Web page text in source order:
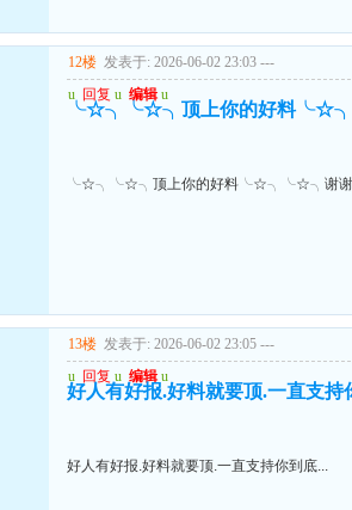
12楼 发表于: 2026-06-02 23:03 ---
u 回复 u 编辑 u
╰☆╮╰☆╮顶上你的好料
╰☆╮╰☆╮顶上你的好料╰☆╮╰☆╮谢
13楼 发表于: 2026-06-02 23:05 ---
u 回复 u 编辑 u
好人有好报.好料就要顶.一直支持
好人有好报.好料就要顶.一直支持你到底...